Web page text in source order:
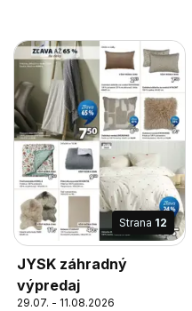
Strana 12
JYSK záhradný
výpredaj
29.07. - 11.08.2026